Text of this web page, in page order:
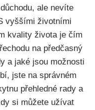
ale nevíte
vyššími životními
kvality života je čím
na předčasný
a jaké jsou možnosti
jste na správném
přehledné rady a
si můžete užívat